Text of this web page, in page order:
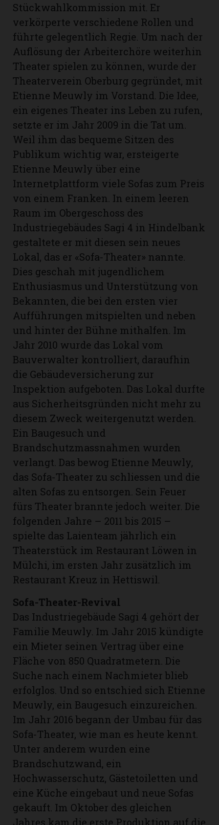
Stückwahlkommission mit. Er
verkörperte verschiedene Rollen und
führte gelegentlich Regie. Um nach der
Auflösung der Arbeiterchöre weiterhin
Theater spielen zu können, wurde der
Theaterverein Oberburg gegründet, mit
Etienne Meuwly im Vorstand. Die Idee,
ein eigenes Theater ins Leben zu rufen,
setzte er im Jahr 2009 in die Tat um.
Weil ihm das bequeme Sitzen des
Publikum wichtig war, ersteigerte
Etienne Meuwly über eine
Internetplattform viele Sofas zum Preis
von einem Franken. In einem leeren
Raum im Obergeschoss des
Industriegebäudes Sagi 4 in Hindelbank
gestaltete er mit diesen sein neues
Lokal, das er «Sofa-Theater» nannte.
Dies geschah mit jugendlichem
Enthusiasmus und Unterstützung von
Bekannten, die bei den ersten vier
Aufführungen mitspielten und neben
und hinter der Bühne mithalfen. Im
Jahr 2010 wurde das Lokal vom
Bauverwalter kontrolliert, daraufhin
die Gebäudeversicherung zur
Inspektion aufgeboten. Das Lokal durfte
aus Sicherheitsgründen nicht mehr zu
diesem Zweck weitergenutzt werden.
Ein Baugesuch und
Brandschutzmassnahmen wurden
verlangt. Das bewog Etienne Meuwly,
das Sofa-Theater zu schliessen und die
alten Sofas zu entsorgen. Sein Feuer
fürs Theater brannte jedoch weiter. Die
folgenden Jahre – 2011 bis 2015 –
spielte das Laienteam jährlich ein
Theaterstück im Restaurant Löwen in
Mülchi, im ersten Jahr zusätzlich im
Restaurant Kreuz in Hettiswil.
Sofa-Theater-Revival
Das Industriegebäude Sagi 4 gehört der
Familie Meuwly. Im Jahr 2015 kündig­te
ein Mieter seinen Vertrag über eine
Fläche von 850 Quadratmetern. Die
Suche nach einem Nachmieter blieb
erfolglos. Und so entschied sich Etienne
Meuwly, ein Baugesuch einzureichen.
Im Jahr 2016 begann der Umbau für das
Sofa-Theater, wie man es heute kennt.
Unter anderem wurden eine
Brandschutzwand, ein
Hochwasserschutz, Gästetoiletten und
eine Küche eingebaut und neue Sofas
gekauft. Im Oktober des gleichen
Jahres kam die erste Produktion auf die